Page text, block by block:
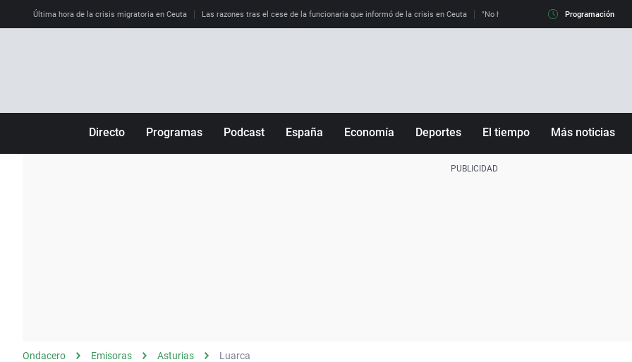
Última hora de la crisis migratoria en Ceuta Las razones tras el cese de la funcionaria que informó de la crisis en Ceuta "No hay mafias, que no nos engañen":
Programación
Directo Programas Podcast España Economía Deportes El tiempo Más noticias
Ondacero Emisoras Asturias Luarca